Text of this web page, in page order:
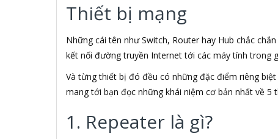
3M
3NOD
3OneData
4D
5ASYSTEMS
7Gift Shop
8848
A Bonne
A Brand
Thiết bị mạng
Những cái tên như Switch, Router hay Hub chắc
kết nối đường truyền Internet tới các máy tính trong
Và từng thiết bị đó đều có những đặc điểm riêng
mang tới bạn đọc những khái niệm cơ bản nhất về 5
1. Repeater là gì?